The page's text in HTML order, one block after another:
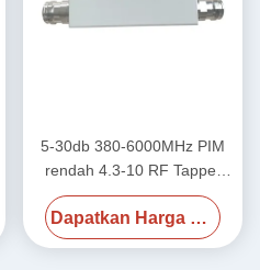
5-30db 380-6000MHz PIM
rendah 4.3-10 RF Tapper
Wanita
Dapatkan Harga Terbaik